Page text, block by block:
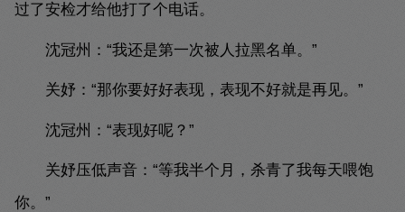
过了安检才给他打了个电话。
沈冠州：“我还是第一次被人拉黑名单。”
关妤：“那你要好好表现，表现不好就是再见。”
沈冠州：“表现好呢？”
关妤压低声音：“等我半个月，杀青了我每天喂饱
你。”